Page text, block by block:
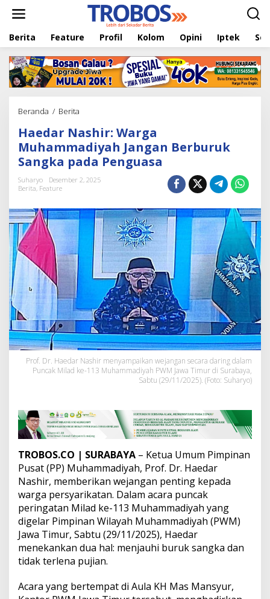
t
Berita Feature Profil Kolom Opini Iptek
Beranda / Berita
e
d
a
r
N
h
i
M
u
a
m
m
a
a
h
J
n
g
a
n
B
e
r
b
u
r
u
S
Haedar Nashir: Warga
Muhammadiyah Jangan Berburuk
Sangka pada Penguasa
Suharyo
Desember 2, 2025
Berita, Feature
Prof. Dr. Haedar Nashir menyampaikan wejangan secara daring dalam
Puncak Milad ke-113 Muhammadiyah PWM Jawa Timur di Surabaya,
Sabtu (29/11/2025). (Foto: Suharyo)
TROBOS.CO | SURABAYA – Ketua Umum Pimpinan
Pusat (PP) Muhammadiyah, Prof. Dr. Haedar
Nashir, memberikan wejangan penting kepada
warga persyarikatan. Dalam acara puncak
peringatan Milad ke-113 Muhammadiyah yang
digelar Pimpinan Wilayah Muhammadiyah (PWM)
Jawa Timur, Sabtu (29/11/2025), Haedar
menekankan dua hal: menjauhi buruk sangka dan
tidak terlena pujian.
Acara yang bertempat di Aula KH Mas Mansyur,